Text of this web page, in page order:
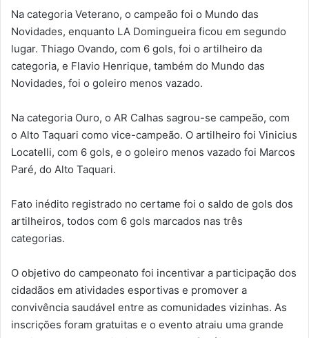
Na categoria Veterano, o campeão foi o Mundo das
Novidades, enquanto LA Domingueira ficou em segundo
lugar. Thiago Ovando, com 6 gols, foi o artilheiro da
categoria, e Flavio Henrique, também do Mundo das
Novidades, foi o goleiro menos vazado.
Na categoria Ouro, o AR Calhas sagrou-se campeão, com
o Alto Taquari como vice-campeão. O artilheiro foi Vinicius
Locatelli, com 6 gols, e o goleiro menos vazado foi Marcos
Paré, do Alto Taquari.
Fato inédito registrado no certame foi o saldo de gols dos
artilheiros, todos com 6 gols marcados nas três
categorias.
O objetivo do campeonato foi incentivar a participação dos
cidadãos em atividades esportivas e promover a
convivência saudável entre as comunidades vizinhas. As
inscrições foram gratuitas e o evento atraiu uma grande